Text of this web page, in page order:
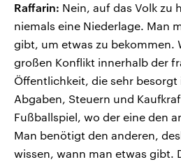
Raffarin: Nein, auf das Volk zu
niemals eine Niederlage. Man
gibt, um etwas zu bekommen.
großen Konflikt innerhalb der
Öffentlichkeit, die sehr
Abgaben, Steuern und
Fußballspiel, wo der eine den
Man benötigt den anderen,
wissen, wann man etwas gibt.